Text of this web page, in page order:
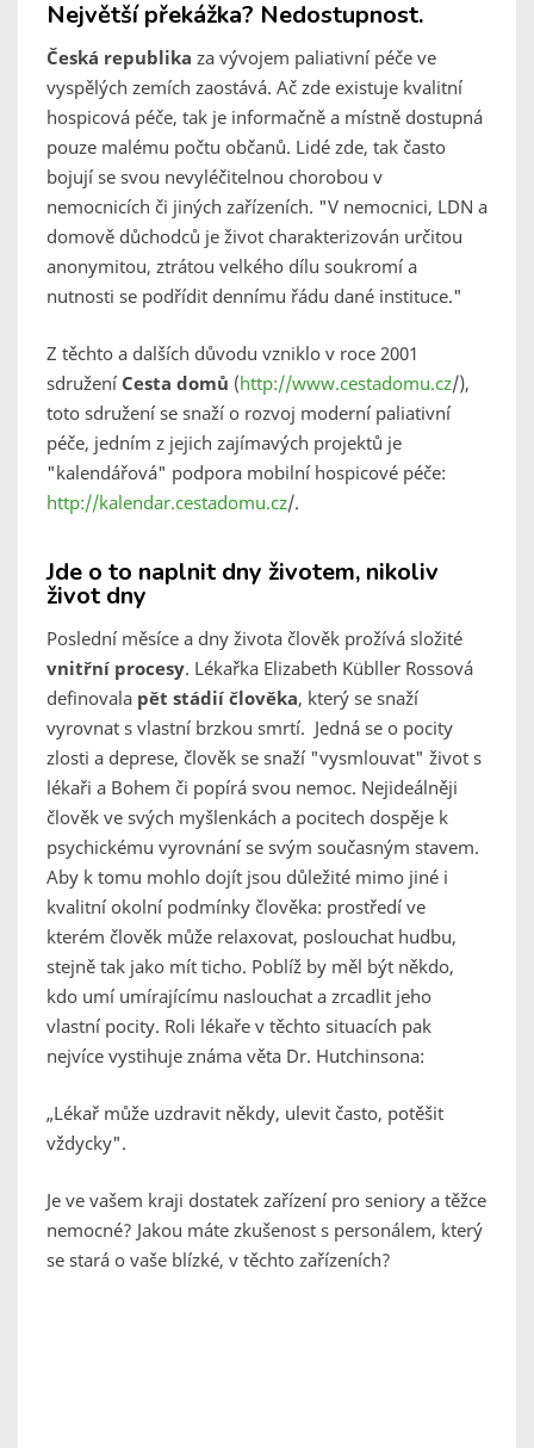
Největší překážka? Nedostupnost.
Česká republika za vývojem paliativní péče ve
vyspělých zemích zaostává. Ač zde existuje kvalitní
hospicová péče, tak je informačně a místně dostupná
pouze malému počtu občanů. Lidé zde, tak často
bojují se svou nevyléčitelnou chorobou v
nemocnicích či jiných zařízeních. "V nemocnici, LDN a
domově důchodců je život charakterizován určitou
anonymitou, ztrátou velkého dílu soukromí a
nutnosti se podřídit dennímu řádu dané instituce."
Z těchto a dalších důvodu vzniklo v roce 2001
sdružení Cesta domů (http://www.cestadomu.cz/),
toto sdružení se snaží o rozvoj moderní paliativní
péče, jedním z jejich zajímavých projektů je
"kalendářová" podpora mobilní hospicové péče:
http://kalendar.cestadomu.cz/.
Jde o to naplnit dny životem, nikoliv
život dny
Poslední měsíce a dny života člověk prožívá složité
vnitřní procesy. Lékařka Elizabeth Kübller Rossová
definovala pět stádií člověka, který se snaží
vyrovnat s vlastní brzkou smrtí. Jedná se o pocity
zlosti a deprese, člověk se snaží "vysmlouvat" život s
lékaři a Bohem či popírá svou nemoc. Nejideálněji
člověk ve svých myšlenkách a pocitech dospěje k
psychickému vyrovnání se svým současným stavem.
Aby k tomu mohlo dojít jsou důležité mimo jiné i
kvalitní okolní podmínky člověka: prostředí ve
kterém člověk může relaxovat, poslouchat hudbu,
stejně tak jako mít ticho. Poblíž by měl být někdo,
kdo umí umírajícímu naslouchat a zrcadlit jeho
vlastní pocity. Roli lékaře v těchto situacích pak
nejvíce vystihuje známa věta Dr. Hutchinsona:
„Lékař může uzdravit někdy, ulevit často, potěšit
vždycky".
Je ve vašem kraji dostatek zařízení pro seniory a těžce
nemocné? Jakou máte zkušenost s personálem, který
se stará o vaše blízké, v těchto zařízeních?